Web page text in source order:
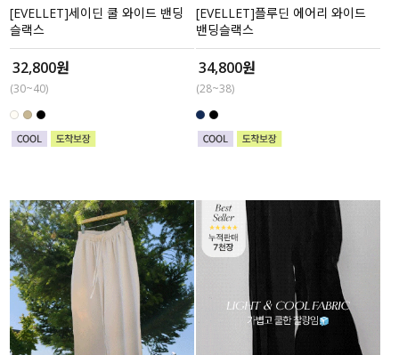
[EVELLET]세이딘 쿨 와이드 밴딩
슬랙스
32,800원
(30~40)
[EVELLET]플루딘 에어리 와이드
밴딩슬랙스
34,800원
(28~38)